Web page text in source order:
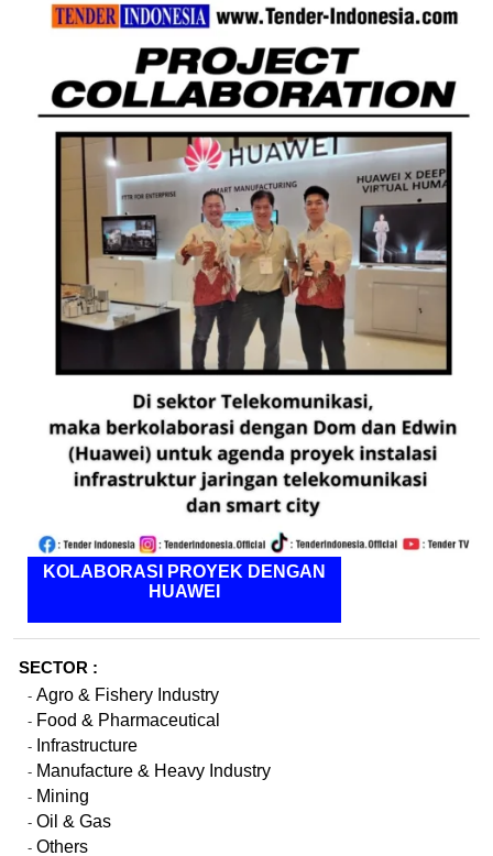
KOLABORASI PROYEK DENGAN
HUAWEI
SECTOR :
- Agro & Fishery Industry
- Food & Pharmaceutical
- Infrastructure
- Manufacture & Heavy Industry
- Mining
- Oil & Gas
- Others